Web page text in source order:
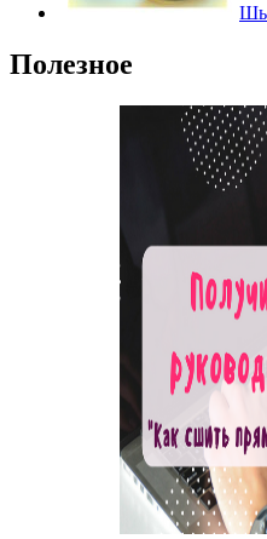
Полезное